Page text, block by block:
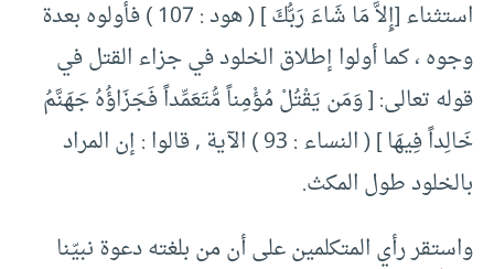
استثناء [إِلاَّ مَا شَاءَ رَبُّكَ ] ( هود : 107 ) فأولوه بعدة
وجوه ، كما أولوا إطلاق الخلود في جزاء القتل في
قوله تعالى: [ وَمَن يَقْتُلْ مُؤْمِناً مُّتَعَمِّداً فَجَزَاؤُهُ جَهَنَّمُ
خَالِداً فِيهَا ] ( النساء : 93 ) الآية , قالوا : إن المراد
بالخلود طول المكث.
واستقر رأي المتكلمين على أن من بلغته دعوة نبيّنا